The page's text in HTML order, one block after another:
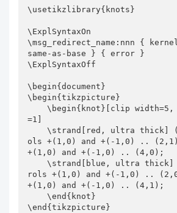
\usetikzlibrary{knots}
\ExplSyntaxOn
\msg_redirect_name:nnn {
same-as-base } { error }
\ExplSyntaxOff
\begin{document}
\begin{tikzpicture}
    \begin{knot}[clip width=5, flip crossing
=1]
    \strand[red, ultra thick] (0,0) .. contr
ols +(1,0) and +(-1,0) ..
+(1,0) and +(-1,0) .. (4,0);
    \strand[blue, ultra thick] (0,1) .. cont
rols +(1,0) and +(-1,0) ..
+(1,0) and +(-1,0) .. (4,1);
    \end{knot}
\end{tikzpicture}